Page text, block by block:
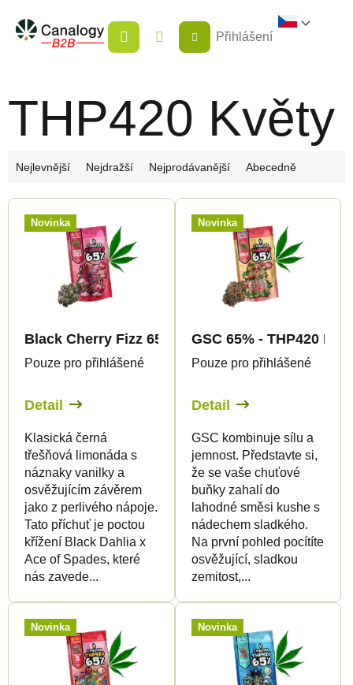
obsah
NÁKUPNÍ
KOŠÍK
Přihlášení
THP420 Květy
Ř
z
Nejlevnější Nejdražší Nejprodávanější Abecedně
V
Novinka
Black Cherry Fizz 65% - THP420 Květy -
Pouze pro přihlášené
Detail
Klasická černá
třešňová limonáda s
náznaky vanilky a
osvěžujícím závěrem
jako z perlivého nápoje.
Tato příchuť je poctou
křížení Black Dahlia x
Ace of Spades, které
nás zavede...
Novinka
GSC 65% - THP420
Pouze pro přihlášené
Detail
GSC kombinuje sílu a
jemnost. Představte si,
že se vaše chuťové
buňky zahalí do
lahodné směsi kushe s
nádechem sladkého.
Na první pohled pocítíte
osvěžující, sladkou
zemitost,...
Novinka Novinka